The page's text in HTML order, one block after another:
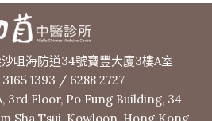
咀海防道34號寶豐大廈3樓A室
3165 1393 / 6288 2727
3rd Floor, Po Fung Building, 34